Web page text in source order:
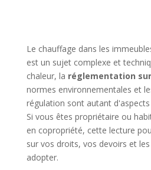
Le chauffage dans les
est un sujet complexe et
chaleur, la réglementation
normes environnementales et
régulation sont autant
Si vous êtes propriétaire ou
en copropriété, cette lecture
sur vos droits, vos devoirs et
adopter.